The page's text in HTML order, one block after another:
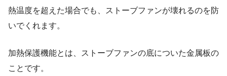
熱温度を超えた場合でも、ストーブファンが壊れるのを防
いでくれます。
加熱保護機能とは、ストーブファンの底についた金属板の
ことです。